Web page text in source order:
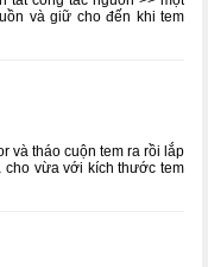
và giữ cho đến khi tem
và tháo cuộn tem ra rồi lắp
vừa với kích thước tem